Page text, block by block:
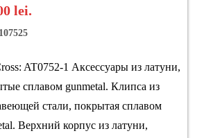
lei.
AT0752-1 Аксессуары из латуни,
сплавом gunmetal. Клипса из
стали, покрытая сплавом
Верхний корпус из латуни,